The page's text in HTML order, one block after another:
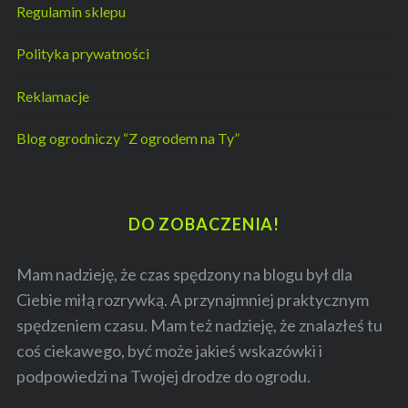
Regulamin sklepu
Polityka prywatności
Reklamacje
Blog ogrodniczy “Z ogrodem na Ty”
DO ZOBACZENIA!
Mam nadzieję, że czas spędzony na blogu był dla
Ciebie miłą rozrywką. A przynajmniej praktycznym
spędzeniem czasu. Mam też nadzieję, że znalazłeś tu
coś ciekawego, być może jakieś wskazówki i
podpowiedzi na Twojej drodze do ogrodu.